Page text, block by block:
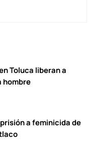
Toluca liberan a
hombre
a feminicida de